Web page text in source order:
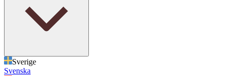
Sverige
Svenska